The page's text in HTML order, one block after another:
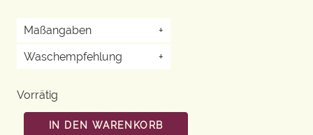
Maßangaben
+
Waschempfehlung
+
Vorrätig
IN DEN WARENKORB